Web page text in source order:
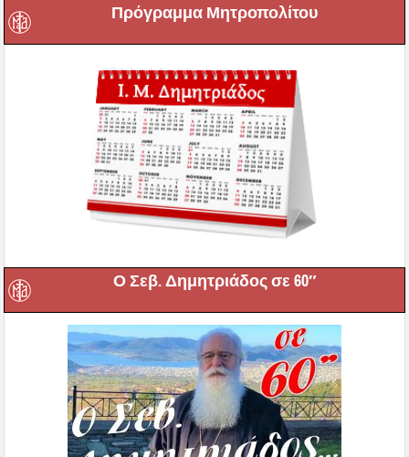
Πρόγραμμα Μητροπολίτου
Ο Σεβ. Δημητριάδος σε 60″